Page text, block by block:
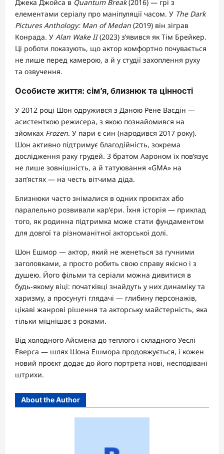
Джека Джойса в Quantum Break(2016) — грі з
елементами серіалу про маніпуляції часом. У The Dark
Pictures Anthology: Man of Medan (2019) він зіграв
Конрада. У Alan Wake II(2023) з’явився як Тім Брейкер.
Ці роботи показують, що актор комфортно почувається
не лише перед камерою, а й у студії захоплення руху
та озвучення.
Особисте життя: сім’я, близнюк та цінності
У 2012 році Шон одружився з Даною Рене Васдін —
асистенткою режисера, з якою познайомився на
зйомках Frozen. У пари є син (народився 2017 року).
Шон активно підтримує благодійність, зокрема
дослідження раку грудей. З братом Аароном їх пов’язує
не лише зовнішність, а й татуювання «GMA» на
зап’ястях — на честь вітчима діда.
Близнюки часто знімалися в одних проєктах або
паралельно розвивали кар’єри. Їхня історія — приклад
того, як родинна підтримка може стати фундаментом
для довгої та різноманітної акторської долі.
Шон Ешмор — актор, який не женеться за гучними
заголовками, а просто робить свою справу якісно і з
душею. Його фільми та серіали можна дивитися в
будь-якому віці: початківці знайдуть у них динаміку та
харизму, а просунуті глядачі — глибину персонажів,
цікаві жанрові рішення та акторську майстерність, яка
тільки міцнішає з роками.
Від холодного Айсмена до теплого і складного Уеслі
Еверса — шлях Шона Ешмора продовжується, і кожен
новий проєкт додає до його портрета нові, несподівані
штрихи.
About the Author